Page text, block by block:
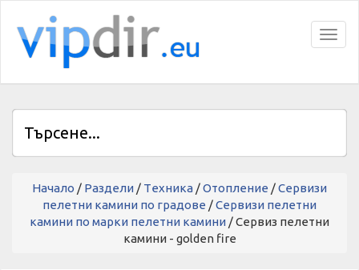
Начало / Раздели / Tехника /Отопление /Сервизи
пелетни камини по градове /Сервизи пелетни
камини по марки пелетни камини / Сервиз пелетни
камини - golden fire